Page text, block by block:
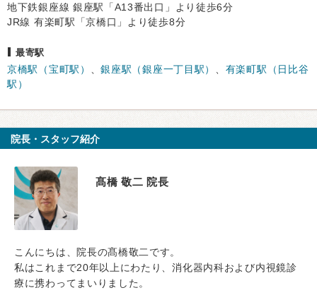
地下鉄銀座線 銀座駅「A13番出口」より徒歩6分
JR線 有楽町駅「京橋口」より徒歩8分
最寄駅
京橋駅（宝町駅） 、銀座駅（銀座一丁目駅）
有楽町駅（日比谷
駅）
院長・スタッフ紹介
髙橋 敬二 院長
こんにちは、院長の髙橋敬二です。
私はこれまで20年以上にわたり、消化器内科および内視鏡診
療に携わってまいりました。